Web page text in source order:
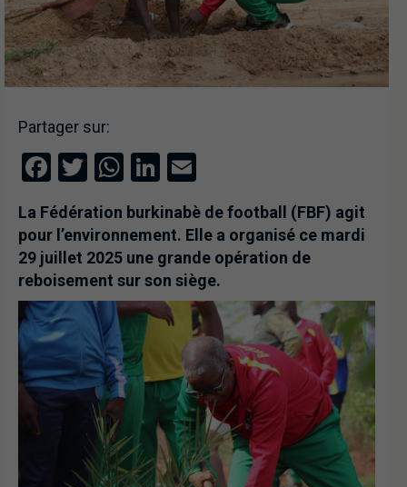
Partager sur:
Facebook
Twitter
WhatsApp
LinkedIn
La Fédération burkinabè de football (FBF) agit
pour l’environnement. Elle a organisé ce mardi
29 juillet 2025 une grande opération de
reboisement sur son siège.